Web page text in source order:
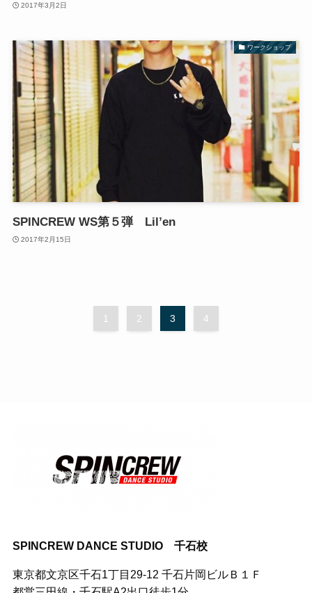
2017年3月2日
ワークショップ
SPINCREW WS第５弾 Lil’en
2017年2月15日
1 2 3 4
SPINCREW DANCE STUDIO 千石校
東京都文京区千石1丁目29-12 千石片岡ビルＢ１Ｆ